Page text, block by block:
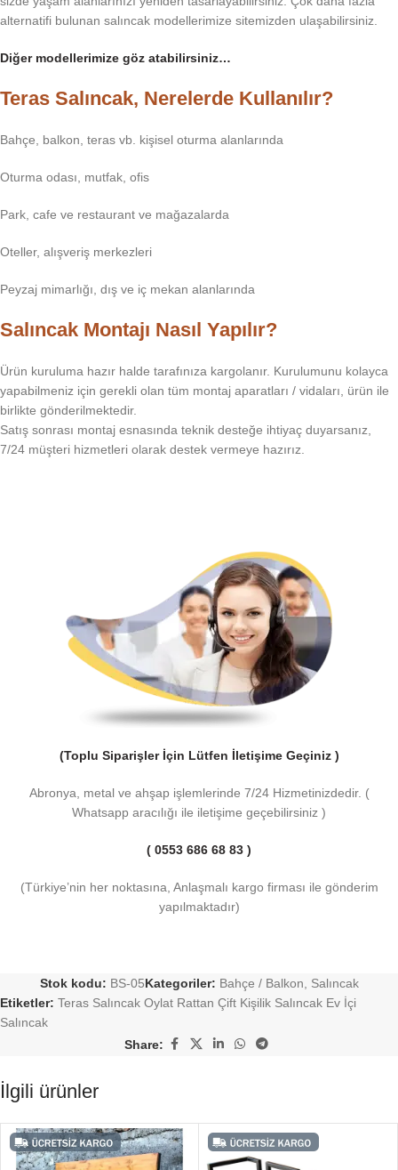
alternatifi bulunan salıncak modellerimize sitemizden ulaşabilirsiniz.
Diğer modellerimize göz atabilirsiniz…
Teras Salıncak, Nerelerde Kullanılır?
Bahçe, balkon, teras vb. kişisel oturma alanlarında
Oturma odası, mutfak, ofis
Park, cafe ve restaurant ve mağazalarda
Oteller, alışveriş merkezleri
Peyzaj mimarlığı, dış ve iç mekan alanlarında
Salıncak Montajı Nasıl Yapılır?
Ürün kuruluma hazır halde tarafınıza kargolanır. Kurulumunu kolayca
yapabilmeniz için gerekli olan tüm montaj aparatları / vidaları, ürün ile
birlikte gönderilmektedir.
Satış sonrası montaj esnasında teknik desteğe ihtiyaç duyarsanız,
7/24 müşteri hizmetleri olarak destek vermeye hazırız.
(Toplu Siparişler İçin Lütfen İletişime Geçiniz )
Abronya, metal ve ahşap işlemlerinde 7/24 Hizmetinizdedir. (
Whatsapp aracılığı ile iletişime geçebilirsiniz )
( 0553 686 68 83 )
(Türkiye’nin her noktasına, Anlaşmalı kargo firması ile gönderim
yapılmaktadır)
Stok kodu: BS-05Kategoriler: Bahçe / Balkon
Salıncak
Etiketler: Teras Salıncak Oylat Rattan Çift Kişilik Salıncak Ev İçi
Salıncak
Share:
İlgili ürünler